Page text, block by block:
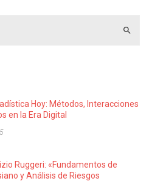
Hoy: Métodos, Interacciones
en la Era Digital
Ruggeri: «Fundamentos de
y Análisis de Riesgos